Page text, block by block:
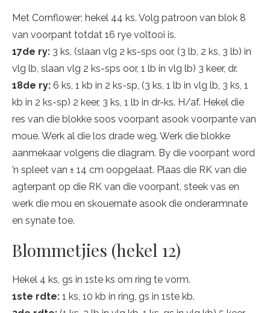
Met Cornflower; hekel 44 ks. Volg patroon van blok 8
van voorpant totdat 16 rye voltooi is.
17de ry: 3 ks, (slaan vlg 2 ks-sps oor, (3 lb, 2 ks, 3 lb) in
vlg lb, slaan vlg 2 ks-sps oor, 1 lb in vlg lb) 3 keer, dr.
18de ry: 6 ks, 1 kb in 2 ks-sp, (3 ks, 1 lb in vlg lb, 3 ks, 1
kb in 2 ks-sp) 2 keer, 3 ks, 1 lb in dr-ks. H/af. Hekel die
res van die blokke soos voorpant asook voorpante van
moue. Werk al die los drade weg. Werk die blokke
aanmekaar volgens die diagram. By die voorpant word
’n spleet van ± 14 cm oopgelaat. Plaas die RK van die
agterpant op die RK van die voorpant, steek vas en
werk die mou en skouernate asook die onderarmnate
en synate toe.
Blommetjies (hekel 12)
Hekel 4 ks, gs in 1ste ks om ring te vorm.
1ste rdte: 1 ks, 10 kb in ring, gs in 1ste kb.